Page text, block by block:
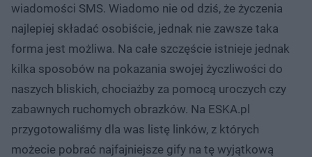
wiadomości SMS. Wiadomo nie od dziś, że życzenia
najlepiej składać osobiście, jednak nie zawsze taka
forma jest możliwa. Na całe szczęście istnieje jednak
kilka sposobów na pokazania swojej życzliwości do
naszych bliskich, chociażby za pomocą uroczych czy
zabawnych ruchomych obrazków. Na ESKA.pl
przygotowaliśmy dla was listę linków, z których
możecie pobrać najfajniejsze gify na tę wyjątkową